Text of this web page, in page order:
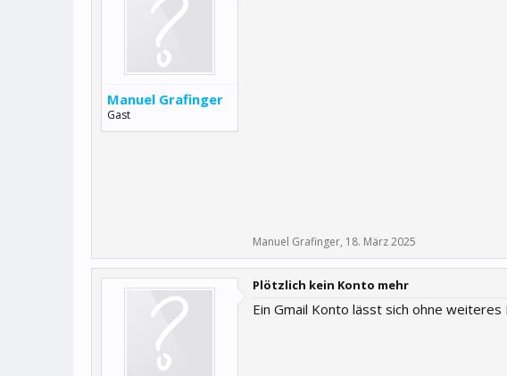
Manuel Grafinger
Gast
Manuel Grafinger, 18. März 2025
Plötzlich kein Konto mehr
Ein Gmail Konto lässt sich ohne weiteres